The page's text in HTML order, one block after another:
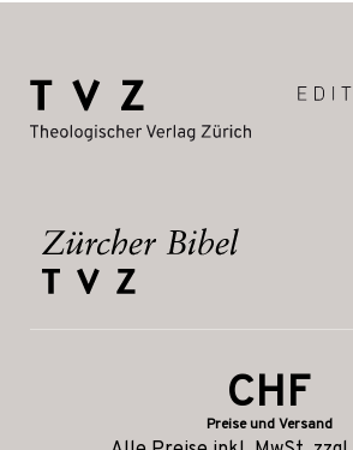
CHF
Preise und Versand